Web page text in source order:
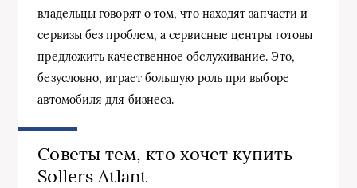
владельцы говорят о том, что находят запчасти и
сервизы без проблем, а сервисные центры готовы
предложить качественное обслуживание. Это,
безусловно, играет большую роль при выборе
автомобиля для бизнеса.
Советы тем, кто хочет купить
Sollers Atlant